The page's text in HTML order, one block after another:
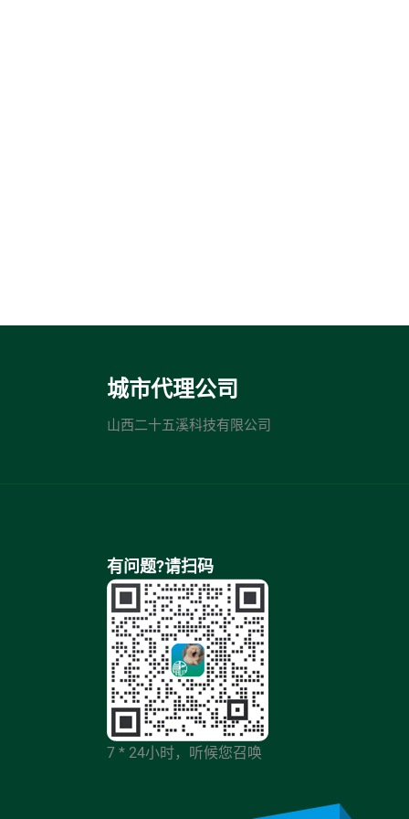
城市代理公司
山西二十五溪科技有限公司
有问题?请扫码
7 * 24小时，听候您召唤